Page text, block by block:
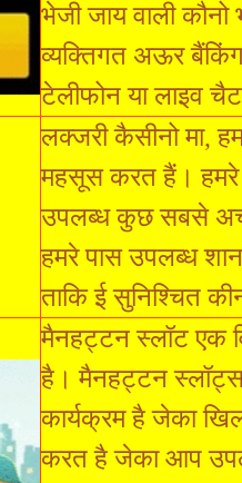
भेजी जाय वाली
व्यक्तिगत अऊर
टेलीफोन या लाइव
लक्जरी कैसीनो मा,
महसूस करत हैं। हमरे
उपलब्ध कुछ सबसे
हमरे पास उपलब्ध
ताकि ई सुनिश्चित
मैनहट्टन स्लॉट एक
है। मैनहट्टन स्लॉट्स
कार्यक्रम है जेका
करत है जेका आप